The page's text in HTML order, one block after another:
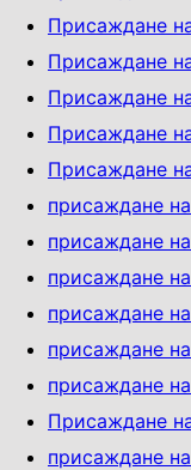
Присаждане
Присаждане
Присаждане
Присаждане
Присаждане
присаждане
присаждане
присаждане
присаждане
присаждане
присаждане
Присаждане
присаждане